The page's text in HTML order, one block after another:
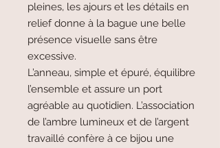
pleines, les ajours et les détails en
relief donne à la bague une belle
présence visuelle sans être
excessive.
L’anneau, simple et épuré, équilibre
l’ensemble et assure un port
agréable au quotidien. L’association
de l’ambre lumineux et de l’argent
travaillé confère à ce bijou une